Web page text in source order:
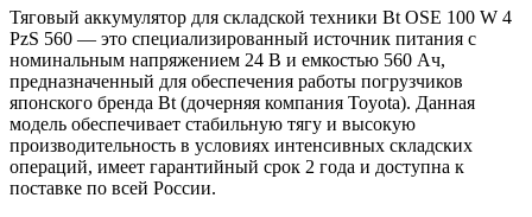
Тяговый аккумулятор для складской техники Bt OSE 100 W 4
PzS 560 — это специализированный источник питания с
номинальным напряжением 24 В и емкостью 560 Ач,
предназначенный для обеспечения работы погрузчиков
японского бренда Bt (дочерняя компания Toyota). Данная
модель обеспечивает стабильную тягу и высокую
производительность в условиях интенсивных складских
операций, имеет гарантийный срок 2 года и доступна к
поставке по всей России.